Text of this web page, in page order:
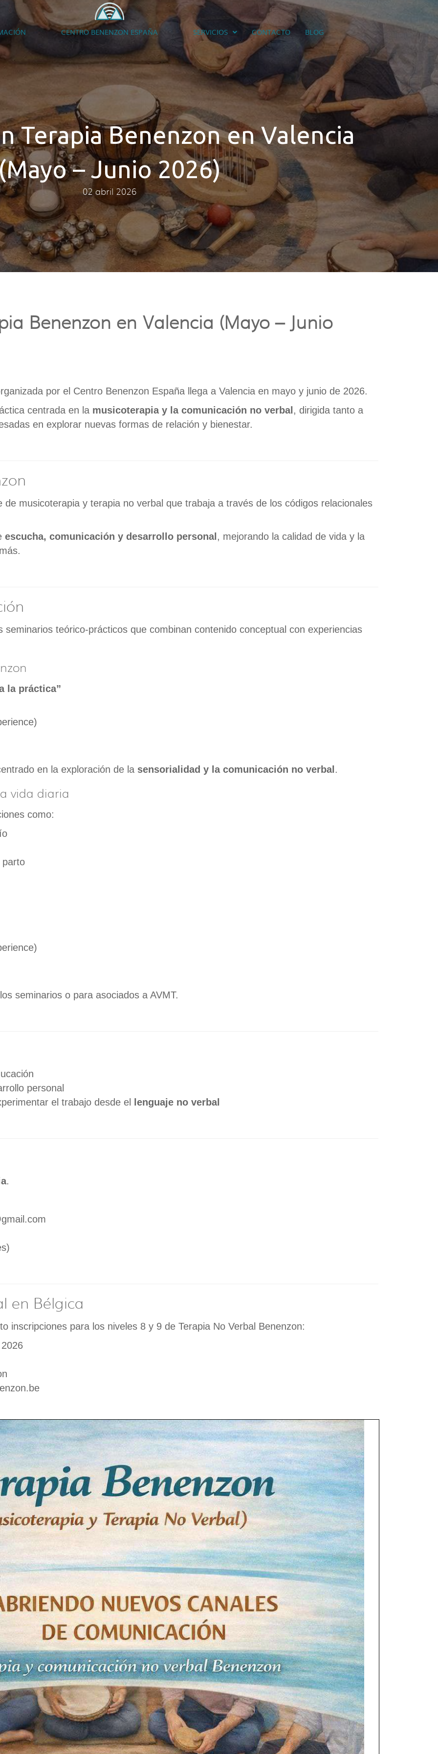
CENTRO BENENZON ESPAÑA SERVICIOS CONTACTO BLOG
Terapia Benenzon en Valencia
– Junio 2026)
02 abril 2026
Benenzon en Valencia (Mayo – Junio
por el Centro Benenzon España llega a Valencia en mayo y junio de 2026.
centrada en la musicoterapia y la comunicación no verbal , dirigida tanto a
en explorar nuevas formas de relación y bienestar.
musicoterapia y terapia no verbal que trabaja a través de los códigos relacionales
escucha, comunicación y desarrollo personal , mejorando la calidad de vida y la
teórico-prácticos que combinan contenido conceptual con experiencias
la práctica”
en la exploración de la sensorialidad y la comunicación no verbal .
vida diaria
como:
parto
seminarios o para asociados a AVMT.
personal
el trabajo desde el
lenguaje no verbal
.
en Bélgica
inscripciones para los niveles 8 y 9 de Terapia No Verbal Benenzon: